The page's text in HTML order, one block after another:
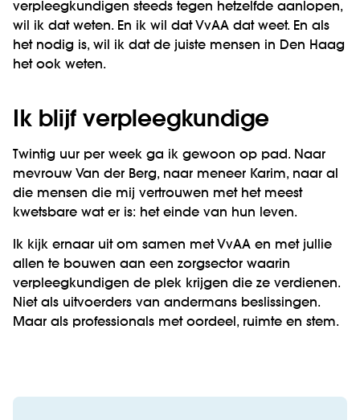
verpleegkundigen steeds tegen hetzelfde aanlopen,
wil ik dat weten. En ik wil dat VvAA dat weet. En als
het nodig is, wil ik dat de juiste mensen in Den Haag
het ook weten.
Ik blijf verpleegkundige
Twintig uur per week ga ik gewoon op pad. Naar
mevrouw Van der Berg, naar meneer Karim, naar al
die mensen die mij vertrouwen met het meest
kwetsbare wat er is: het einde van hun leven.
Ik kijk ernaar uit om samen met VvAA en met jullie
allen te bouwen aan een zorgsector waarin
verpleegkundigen de plek krijgen die ze verdienen.
Niet als uitvoerders van andermans beslissingen.
Maar als professionals met oordeel, ruimte en stem.